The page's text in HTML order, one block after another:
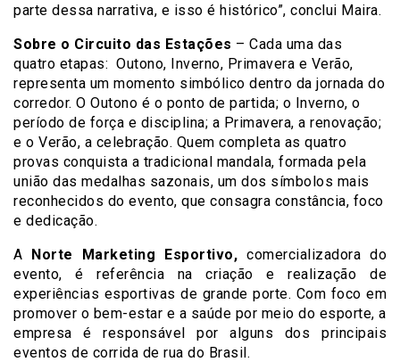
parte dessa narrativa, e isso é histórico”, conclui Maira.
Sobre o Circuito das Estações – Cada uma das
quatro etapas: Outono, Inverno, Primavera e Verão,
representa um momento simbólico dentro da jornada do
corredor. O Outono é o ponto de partida; o Inverno, o
período de força e disciplina; a Primavera, a renovação;
e o Verão, a celebração. Quem completa as quatro
provas conquista a tradicional mandala, formada pela
união das medalhas sazonais, um dos símbolos mais
reconhecidos do evento, que consagra constância, foco
e dedicação.
A Norte Marketing Esportivo, comercializadora do
evento, é referência na criação e realização de
experiências esportivas de grande porte. Com foco em
promover o bem-estar e a saúde por meio do esporte, a
empresa é responsável por alguns dos principais
eventos de corrida de rua do Brasil.